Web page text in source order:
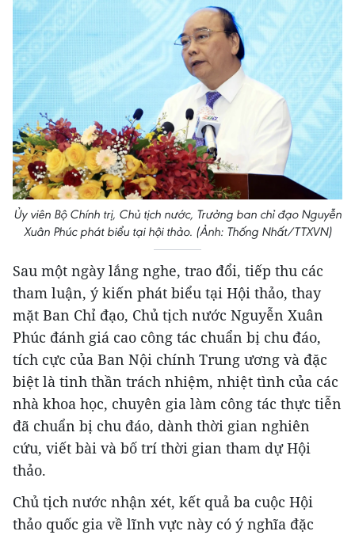
Ủy viên Bộ Chính trị, Chủ tịch nước, Trưởng ban chỉ đạo Nguyễn
Xuân Phúc phát biểu tại hội thảo. (Ảnh: Thống Nhất/TTXVN)
Sau một ngày lắng nghe, trao đổi, tiếp thu các
tham luận, ý kiến phát biểu tại Hội thảo, thay
mặt Ban Chỉ đạo, Chủ tịch nước Nguyễn Xuân
Phúc đánh giá cao công tác chuẩn bị chu đáo,
tích cực của Ban Nội chính Trung ương và đặc
biệt là tinh thần trách nhiệm, nhiệt tình của các
nhà khoa học, chuyên gia làm công tác thực tiễn
đã chuẩn bị chu đáo, dành thời gian nghiên
cứu, viết bài và bố trí thời gian tham dự Hội
thảo.
Chủ tịch nước nhận xét, kết quả ba cuộc Hội
thảo quốc gia về lĩnh vực này có ý nghĩa đặc